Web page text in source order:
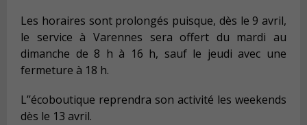
Les horaires sont prolongés puisque, dès le 9 avril,
le service à Varennes sera offert du mardi au
dimanche de 8 h à 16 h, sauf le jeudi avec une
fermeture à 18 h.
L’’écoboutique reprendra son activité les weekends
dès le 13 avril.